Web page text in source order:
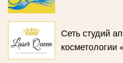
Сеть студий
косметологии